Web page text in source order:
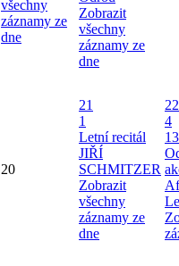
všechny
záznamy ze
dne
Zobrazit
všechny
záznamy ze
dne
20
21
1
Letní recitál
JIŘÍ
SCHMITZER
Zobrazit
všechny
záznamy ze
dne
22
4